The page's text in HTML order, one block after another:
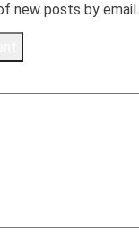
new posts by email.